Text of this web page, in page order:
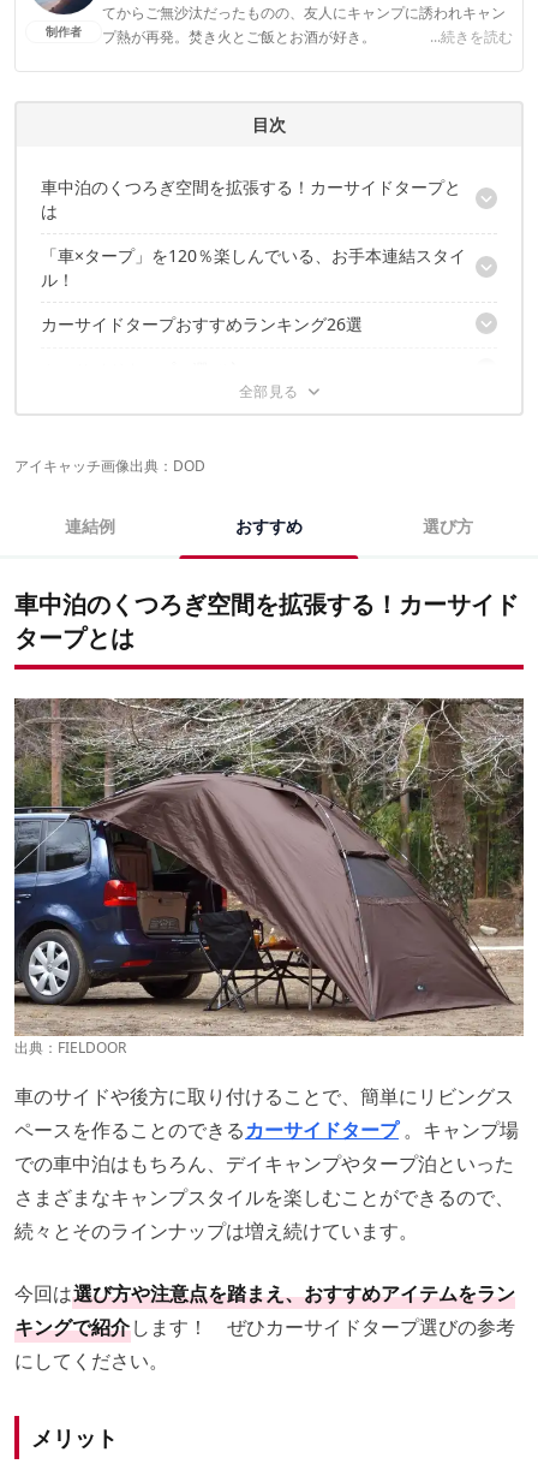
制作者
てからご無沙汰だったものの、友人にキャンプに誘われキャン
プ熱が再発。焚き火とご飯とお酒が好き。
...続きを読む
ヨシダ コウキのプロフィール
目次
車中泊のくつろぎ空間を拡張する！カーサイドタープと
は
メリット
「車×タープ」を120％楽しんでいる、お手本連結スタイ
ル！
タープの種類① 一番多いのがレクタタープ
タープの種類③ ポール付きタープ
タープの種類④ こんなパターンも！ ソ連軍ポンチョタープ
車の種類② 圧倒的No.1人気「ハイエース」
カーサイドタープおすすめランキング26選
【シェルター式】おすすめカーサイドタープ8選
愛車で使えるか、サイズを確認しよう
定金具型を選ぼう
UVカットや蚊帳など、必要に応じて機能性もチェックしよう
カーサイドタープの張り方
カーサイドタープのよくある質問・疑問
吸盤が外れないように固定する方法は？
カーサイドタープの下で焚き火やバーベキューはできる？
カーサイドタープを自作はできる？
プ！
こちらの記事もおすすめ！
アイキャッチ画像出典： DOD
連結例 おすすめ 選び方
車中泊のくつろぎ空間を拡張する！カーサイド
タープとは
出典： FIELDOOR
車のサイドや後方に取り付けることで、簡単にリビングス
ペースを作ることのできるカーサイドタープ。キャンプ場
での車中泊はもちろん、デイキャンプやタープ泊といった
さまざまなキャンプスタイルを楽しむことができるので、
続々とそのラインナップは増え続けています。
今回は選び方や注意点を踏まえ、おすすめアイテムをラン
キングで紹介します！ ぜひカーサイドタープ選びの参考
にしてください。
メリット